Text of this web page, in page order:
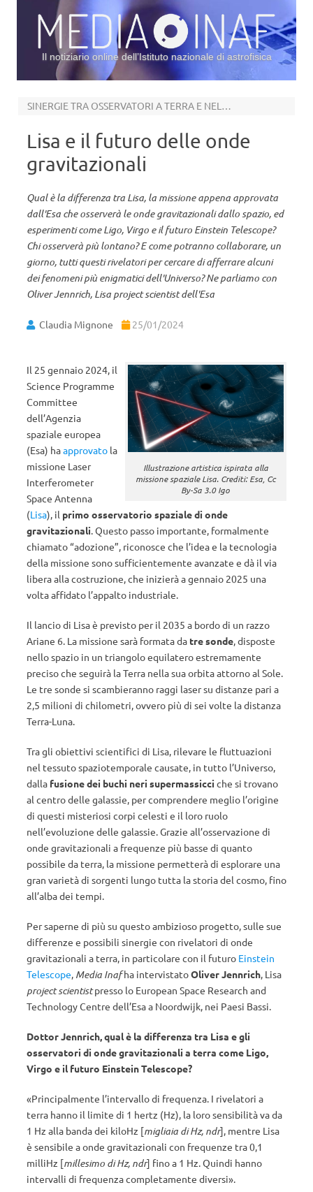
Il notiziario online dell’Istituto nazionale di astrofisica
SINERGIE TRA OSSERVATORI A TERRA E NELLO SPAZIO
Lisa e il futuro delle onde
gravitazionali
Qual è la differenza tra Lisa, la missione appena approvata
dall'Esa che osserverà le onde gravitazionali dallo spazio, ed
esperimenti come Ligo, Virgo e il futuro Einstein Telescope?
Chi osserverà più lontano? E come potranno collaborare, un
giorno, tutti questi rivelatori per cercare di afferrare alcuni
dei fenomeni più enigmatici dell'Universo? Ne parliamo con
Oliver Jennrich, Lisa project scientist dell'Esa
Claudia Mignone 25/01/2024
Illustrazione artistica ispirata alla
missione spaziale Lisa. Crediti: Esa, Cc
By-Sa 3.0 Igo
Il 25 gennaio 2024, il
Science Programme
Committee
dell’Agenzia
spaziale europea
(Esa) haapprovato la
missione Laser
Interferometer
Space Antenna
(Lisa), il primo osservatorio spaziale di onde
gravitazionali. Questo passo importante, formalmente
chiamato “adozione”, riconosce che l’idea e la tecnologia
della missione sono sufficientemente avanzate e dà il via
libera alla costruzione, che inizierà a gennaio 2025 una
volta affidato l’appalto industriale.
Il lancio di Lisa è previsto per il 2035 a bordo di un razzo
Ariane 6. La missione sarà formata da tre sonde, disposte
nello spazio in un triangolo equilatero estremamente
preciso che seguirà la Terra nella sua orbita attorno al Sole.
Le tre sonde si scambieranno raggi laser su distanze pari a
2,5 milioni di chilometri, ovvero più di sei volte la distanza
Terra-Luna.
Tra gli obiettivi scientifici di Lisa, rilevare le fluttuazioni
nel tessuto spaziotemporale causate, in tutto l’Universo,
dalla fusione dei buchi neri supermassicci che si trovano
al centro delle galassie, per comprendere meglio l’origine
di questi misteriosi corpi celesti e il loro ruolo
nell’evoluzione delle galassie. Grazie all’osservazione di
onde gravitazionali a frequenze più basse di quanto
possibile da terra, la missione permetterà di esplorare una
gran varietà di sorgenti lungo tutta la storia del cosmo, fino
all’alba dei tempi.
Per saperne di più su questo ambizioso progetto, sulle sue
differenze e possibili sinergie con rivelatori di onde
gravitazionali a terra, in particolare con il futuro Einstein
Telescope, Media Inafha intervistatoOliver Jennrich, Lisa
project scientistpresso lo European Space Research and
Technology Centre dell’Esa a Noordwijk, nei Paesi Bassi.
Dottor Jennrich, qual è la differenza tra Lisa e gli
osservatori di onde gravitazionali a terra come Ligo,
Virgo e il futuro Einstein Telescope?
«Principalmente l’intervallo di frequenza. I rivelatori a
terra hanno il limite di 1 hertz (Hz), la loro sensibilità va da
1 Hz alla banda dei kiloHz [migliaia di Hz, ndr], mentre Lisa
è sensibile a onde gravitazionali con frequenze tra 0,1
milliHz [millesimo di Hz, ndr] fino a 1 Hz. Quindi hanno
intervalli di frequenza completamente diversi».